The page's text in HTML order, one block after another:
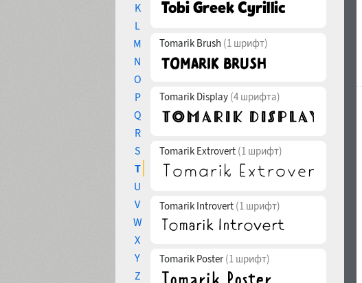
K
L
M
N
O
P
Q
R
S
T
U
V
W
X
Y
Z
Tomarik Brush (1 шрифт)
Tomarik Display (4 шрифта)
Tomarik Extrovert (1 шрифт)
Tomarik Introvert (1 шрифт)
Tomarik Poster(1 шрифт)